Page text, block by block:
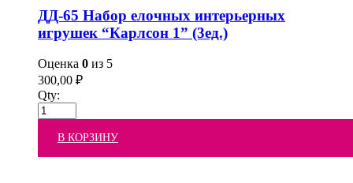
ДД-65 Набор елочных интерьерных
игрушек “Карлсон 1” (3ед.)
Оценка 0 из 5
300,00 ₽
Qty:
В КОРЗИНУ